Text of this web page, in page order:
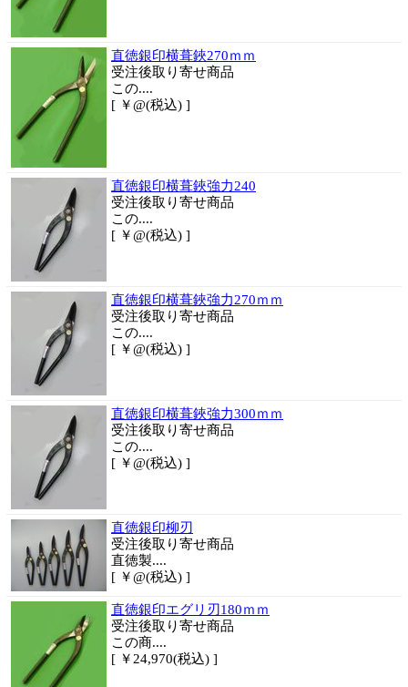
直徳銀印横葺鋏270ｍｍ
受注後取り寄せ商品
この....
[ ￥@(税込) ]
直徳銀印横葺鋏強力240
受注後取り寄せ商品
この....
[ ￥@(税込) ]
直徳銀印横葺鋏強力270ｍｍ
受注後取り寄せ商品
この....
[ ￥@(税込) ]
直徳銀印横葺鋏強力300ｍｍ
受注後取り寄せ商品
この....
[ ￥@(税込) ]
直徳銀印柳刃
受注後取り寄せ商品
直徳製....
[ ￥@(税込) ]
直徳銀印エグリ刃180ｍｍ
受注後取り寄せ商品
この商....
[ ￥24,970(税込) ]